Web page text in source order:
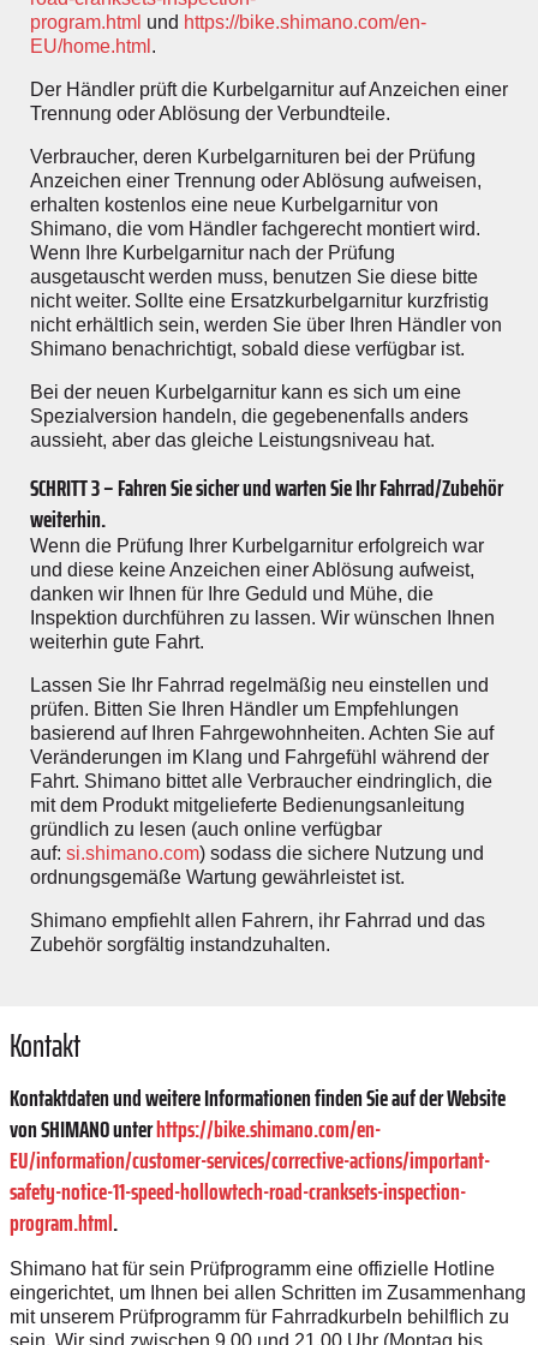
program.html und https://bike.shimano.com/en-
EU/home.html .
Der Händler prüft die Kurbelgarnitur auf Anzeichen einer
Trennung oder Ablösung der Verbundteile.
Verbraucher, deren Kurbelgarnituren bei der Prüfung
Anzeichen einer Trennung oder Ablösung aufweisen,
erhalten kostenlos eine neue Kurbelgarnitur von
Shimano, die vom Händler fachgerecht montiert wird.
Wenn Ihre Kurbelgarnitur nach der Prüfung
ausgetauscht werden muss, benutzen Sie diese bitte
nicht weiter. Sollte eine Ersatzkurbelgarnitur kurzfristig
nicht erhältlich sein, werden Sie über Ihren Händler von
Shimano benachrichtigt, sobald diese verfügbar ist.
Bei der neuen Kurbelgarnitur kann es sich um eine
Spezialversion handeln, die gegebenenfalls anders
aussieht, aber das gleiche Leistungsniveau hat.
SCHRITT 3 – Fahren Sie sicher und warten Sie Ihr Fahrrad/Zubehör
weiterhin.
Wenn die Prüfung Ihrer Kurbelgarnitur erfolgreich war
und diese keine Anzeichen einer Ablösung aufweist,
danken wir Ihnen für Ihre Geduld und Mühe, die
Inspektion durchführen zu lassen. Wir wünschen Ihnen
weiterhin gute Fahrt.
Lassen Sie Ihr Fahrrad regelmäßig neu einstellen und
prüfen. Bitten Sie Ihren Händler um Empfehlungen
basierend auf Ihren Fahrgewohnheiten. Achten Sie auf
Veränderungen im Klang und Fahrgefühl während der
Fahrt. Shimano bittet alle Verbraucher eindringlich, die
mit dem Produkt mitgelieferte Bedienungsanleitung
gründlich zu lesen (auch online verfügbar
auf: si.shimano.com) sodass die sichere Nutzung und
ordnungsgemäße Wartung gewährleistet ist.
Shimano empfiehlt allen Fahrern, ihr Fahrrad und das
Zubehör sorgfältig instandzuhalten.
Kontakt
Kontaktdaten und weitere Informationen finden Sie auf der Website
von SHIMANO unterhttps://bike.shimano.com/en-
EU/information/customer-services/corrective-actions/important-
safety-notice-11-speed-hollowtech-road-cranksets-inspection-
program.html.
Shimano hat für sein Prüfprogramm eine offizielle Hotline
eingerichtet, um Ihnen bei allen Schritten im Zusammenhang
mit unserem Prüfprogramm für Fahrradkurbeln behilflich zu